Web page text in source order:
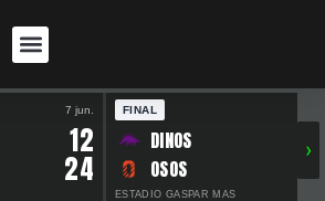
7 jun.
12
24
FINAL
DINOS
OSOS
ESTADIO GASPAR MAS
›